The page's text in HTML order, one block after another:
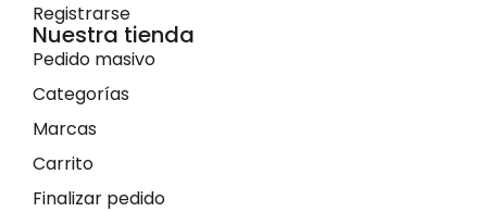
Registrarse
Nuestra tienda
Pedido masivo
Categorías
Marcas
Carrito
Finalizar pedido